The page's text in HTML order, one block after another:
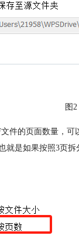
图
件的页面数量，
就是如果按照3页拆